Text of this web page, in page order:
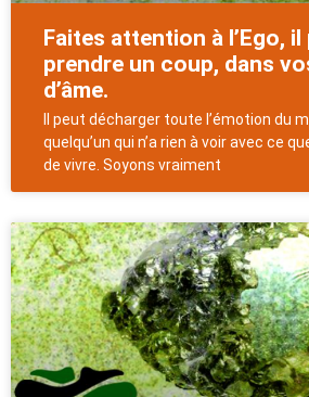
Faites attention à l’Ego, il
prendre un coup, dans
d’âme.
Il peut décharger toute l’émotion du
quelqu’un qui n’a rien à voir avec ce
de vivre. Soyons vraiment